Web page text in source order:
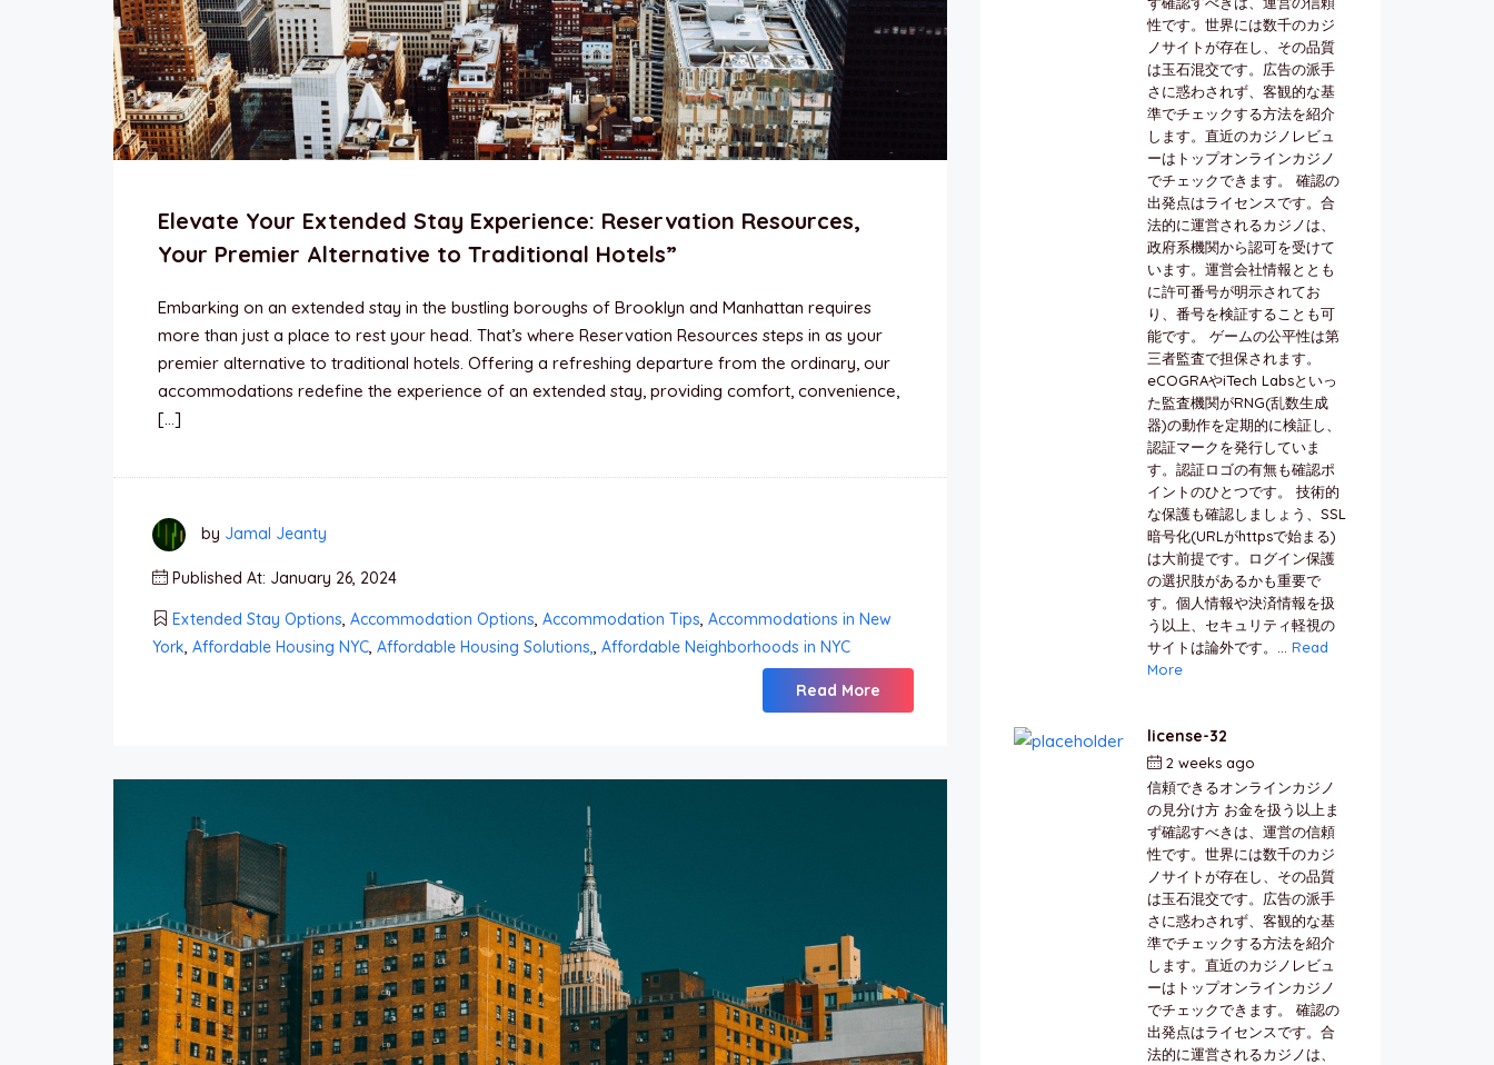
Elevate Your Extended Stay Experience: Reservation Resources,
Your Premier Alternative to Traditional Hotels”
Embarking on an extended stay in the bustling boroughs of Brooklyn and Manhattan requires
more than just a place to rest your head. That’s where Reservation Resources steps in as your
premier alternative to traditional hotels. Offering a refreshing departure from the ordinary, our
accommodations redefine the experience of an extended stay, providing comfort, convenience,
[…]
by Jamal Jeanty
Published At: January 26, 2024
Extended Stay Options, Accommodation Options, Accommodation Tips, Accommodations in New
York, Affordable Housing NYC, Affordable Housing Solutions,, Affordable Neighborhoods in NYC
Read More
性です。世界には数千のカジ
ノサイトが存在し、その品質
は玉石混交です。広告の派手
さに惑わされず、客観的な基
準でチェックする方法を紹介
します。直近のカジノレビュ
ーはトップオンラインカジノ
でチェックできます。 確認の
出発点はライセンスです。合
法的に運営されるカジノは、
政府系機関から認可を受けて
います。運営会社情報ととも
に許可番号が明示されてお
り、番号を検証することも可
能です。 ゲームの公平性は第
三者監査で担保されます。
eCOGRAやiTech Labsといっ
た監査機関がRNG(乱数生成
器)の動作を定期的に検証し、
認証マークを発行していま
す。認証ロゴの有無も確認ポ
イントのひとつです。 技術的
な保護も確認しましょう、SSL
暗号化(URLがhttpsで始まる)
は大前提です。ログイン保護
の選択肢があるかも重要で
す。個人情報や決済情報を扱
う以上、セキュリティ軽視の
サイトは論外です。... Read
More
license-32
2 weeks ago
信頼できるオンラインカジノ
の見分け方 お金を扱う以上ま
ず確認すべきは、運営の信頼
性です。世界には数千のカジ
ノサイトが存在し、その品質
は玉石混交です。広告の派手
さに惑わされず、客観的な基
準でチェックする方法を紹介
します。直近のカジノレビュ
ーはトップオンラインカジノ
でチェックできます。 確認の
出発点はライセンスです。合
法的に運営されるカジノは、